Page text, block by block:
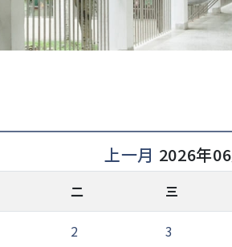
上一月 2026年
二 三
2 3